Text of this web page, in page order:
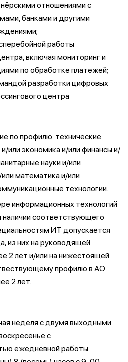
отношениями с
банками и другими
работы
включая мониторинг и
по обработке платежей;
разработки цифровых
центра
по профилю: технические
и/или экономика и/или финансы и/
науки и/или
математика и/или
технологии.
информационных технологий
наличии соответствующего
ИТ допускается
из них на руководящей
2 лет и/или на нижестоящей
профилю в АО
2 лет.
неделя с двумя выходными
с
ежедневной работы